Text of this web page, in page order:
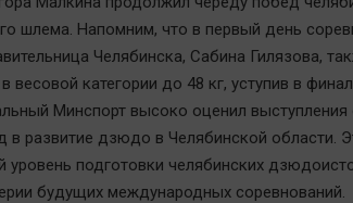
шлема. Напомним, что в первый день
Челябинска, Сабина Гилязова,
весовой категории до 48 кг, уступив в
Минспорт высоко оценил выступления
в развитие дзюдо в Челябинской области.
уровень подготовки челябинских
будущих международных соревнований.